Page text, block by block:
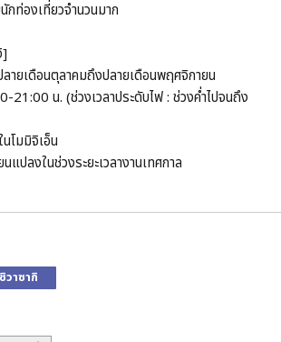
กท่องเที่ยวจำนวนมาก
]
ลายเดือนตุลาคมถึงปลายเดือนพฤศจิกายน
21:00 น. (ช่วงเวลาประดับไฟ : ช่วงค่ำไปจนถึง
โมมิจิเอ็น
แปลงในช่วงระยะเวลางานเทศกาล
วาซากิ